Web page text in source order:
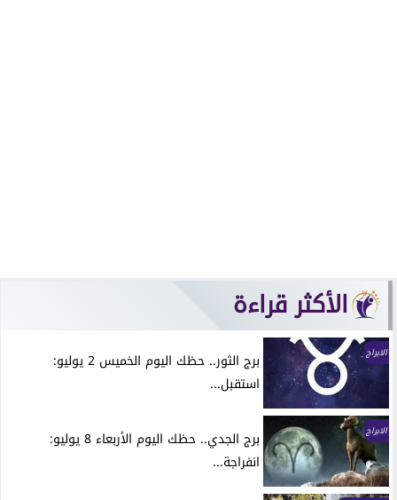
الأكثر قراءة
الابراج
برج الثور.. حظك اليوم الخميس 2 يوليو:
استقبل...
الابراج
برج الجدي.. حظك اليوم الأربعاء 8 يوليو:
انفراجة...